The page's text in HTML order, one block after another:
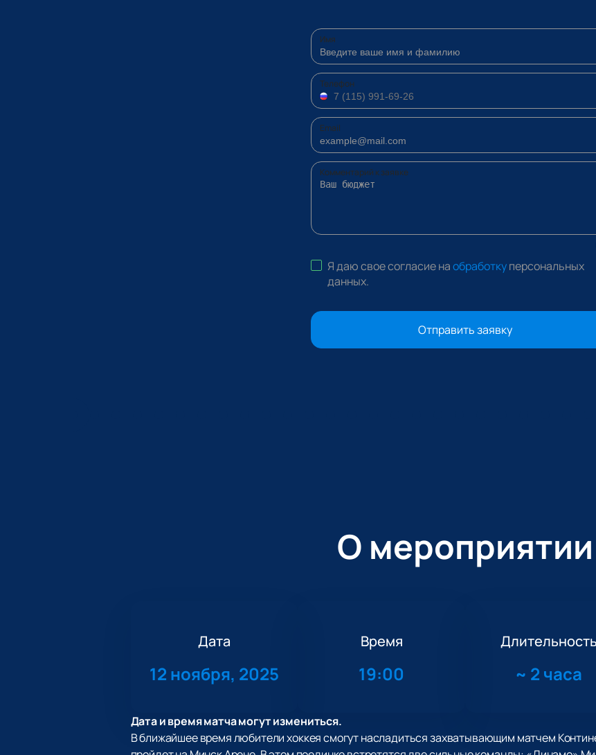
Имя
Телефон
Email
Комментарий к заявке
Я даю свое согласие наобработкуперсональных
данных.
Отправить заявку
О мероприятии
Дата
12 ноября, 2025
Время
19:00
Длительность
~ 2 часа
Дата и время матча могут измениться.
В ближайшее время любители хоккея смогут насладиться захватывающим матчем